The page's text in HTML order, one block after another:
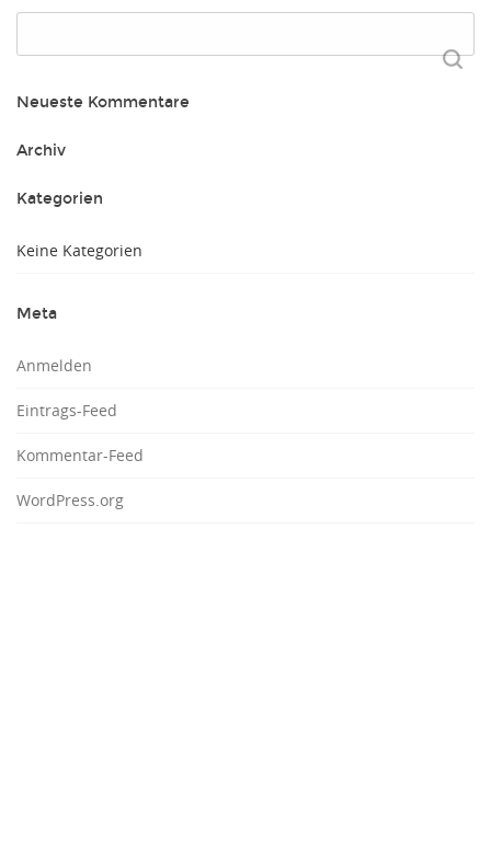
nach:
Neueste Kommentare
Archiv
Kategorien
Keine Kategorien
Meta
Anmelden
Eintrags-Feed
Kommentar-Feed
WordPress.org